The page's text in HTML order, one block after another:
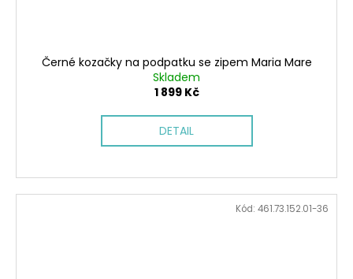
Černé kozačky na podpatku se zipem Maria Mare
Skladem
1 899 Kč
DETAIL
Kód: 461.73.152.01-36